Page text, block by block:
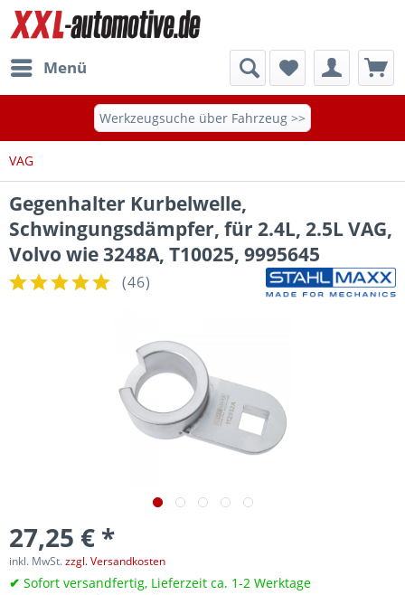
Menü
Werkzeugsuche über Fahrzeug >>
VAG
Gegenhalter Kurbelwelle,
Schwingungsdämpfer, für 2.4L, 2.5L VAG,
Volvo wie 3248A, T10025, 9995645
(46)
27,25 € *
inkl. MwSt.zzgl. Versandkosten
✔ Sofort versandfertig, Lieferzeit ca. 1-2 Werktage